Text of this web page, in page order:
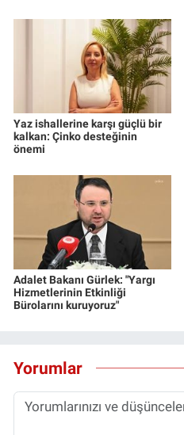
Yaz ishallerine karşı güçlü bir
kalkan: Çinko desteğinin
önemi
Adalet Bakanı Gürlek: "Yargı
Hizmetlerinin Etkinliği
Bürolarını kuruyoruz"
Yorumlar